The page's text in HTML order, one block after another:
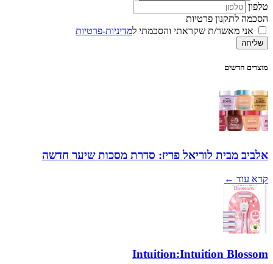
טלפון
הסכמה לתקנון פרטיות
אני מאשר/ת שקראתי והסכמתי למדיניות-פרטיות
שליחה
מוצרים חדשים
אלביב מבית לוריאל פריז: סדרת מסכות שיער חדשה
קרא עוד ←
Intuition:Intuition Blossom